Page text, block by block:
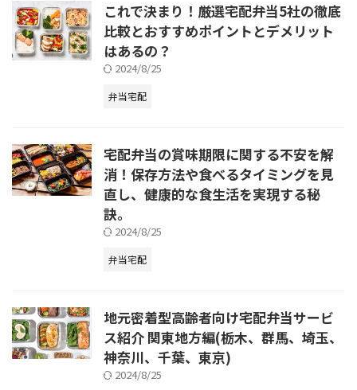
これで決まり！厳選宅配弁当5社の徹底
比較とおすすめポイントとデメリット
はあるの？
2024/8/25
弁当宅配
宅配弁当の賞味期限に関する不安を解
消！保存方法や食べるタイミングを見
直し、健康的な食生活を実現する秘
訣。
2024/8/25
弁当宅配
地元密着型高齢者向け宅配弁当サービ
ス紹介 関東地方編(栃木、群馬、埼玉、
神奈川、千葉、東京)
2024/8/25